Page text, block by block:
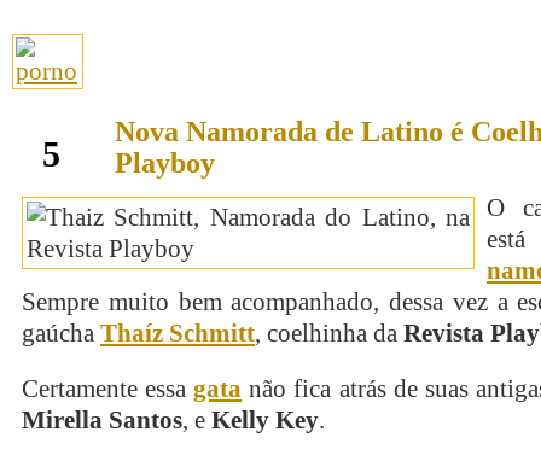
5
Nova Namorada de Latino é
Playboy
O
Sempre muito bem acompanhado, dessa vez a
gaúcha Thaíz Schmitt, coelhinha da Revista
Certamente essagata não fica atrás de suas
Mirella Santos, e Kelly Key.